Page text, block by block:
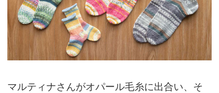
マルティナさんがオパール毛糸に出合い、そ